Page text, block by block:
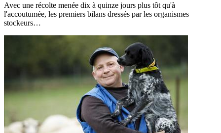
Avec une récolte menée dix à quinze jours plus tôt qu'à
l'accoutumée, les premiers bilans dressés par les organismes
stockeurs…